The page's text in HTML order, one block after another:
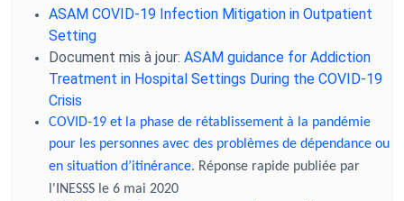
ASAM COVID-19 Infection Mitigation in Outpatient
Setting
Document mis à jour: ASAM guidance for Addiction
Treatment in Hospital Settings During the COVID-19
Crisis
COVID-19 et la phase de rétablissement à la pandémie
pour les personnes avec des problèmes de dépendance ou
en situation d’itinérance. Réponse rapide publiée par
l'INESSS le 6 mai 2020